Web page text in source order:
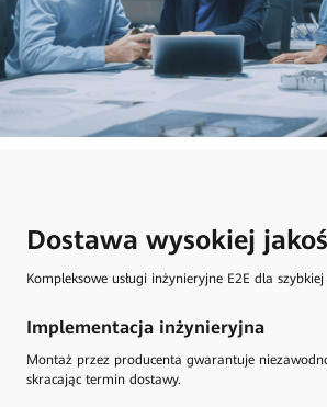
Dostawa wysokiej
Kompleksowe usługi inżynieryjne E2E dla
Implementacja inżynieryjna
Montaż przez producenta gwarantuje
skracając termin dostawy.